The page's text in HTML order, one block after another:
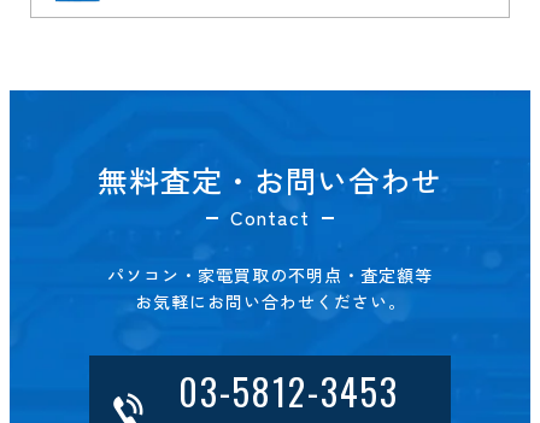
無料査定・お問い合わせ
Contact
パソコン・家電買取の不明点・査定額等
お気軽にお問い合わせください。
03-5812-3453